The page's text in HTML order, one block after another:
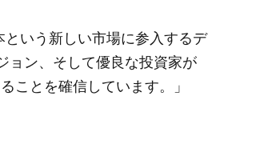
いう新しい市場に参入するデ
ョン、そして優良な投資家が
ことを確信しています。」